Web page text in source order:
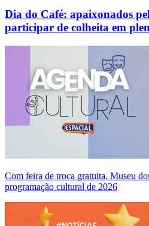
Dia do Café: apaixonados
participar de colheita em
Com feira de troca gratuita, Museu
programação cultural de 2026